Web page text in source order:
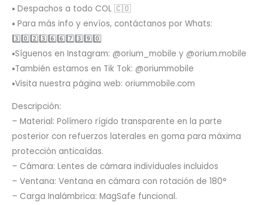
▪️ Despachos a todo COL 🇨🇴
▪️ Para más info y envíos, contáctanos por Whats:
3️⃣0️⃣2️⃣3️⃣6️⃣6️⃣7️⃣3️⃣9️⃣0️⃣
▪️Síguenos en Instagram: @orium_mobile y @orium.mobile
▪️También estamos en Tik Tok: @oriummobile
▪️Visita nuestra página web: oriummobile.com
Descripción:
– Material: Polímero rígido transparente en la parte
posterior con refuerzos laterales en goma para máxima
protección anticaídas.
– Cámara: Lentes de cámara individuales incluidos
– Ventana: Ventana en cámara con rotación de 180°
– Carga Inalámbrica: MagSafe funcional.